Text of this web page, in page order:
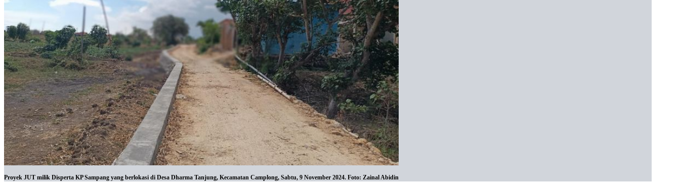
Proyek JUT milik Disperta KP Sampang yang berlokasi di Desa Dharma Tanjung, Kecamatan Camplong, Sabtu, 9 November 2024. Foto: Zainal Abidin